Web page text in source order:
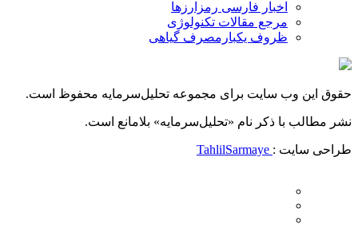
اخبار فارسی رمزارزها
مرجع مقالات تکنولوژی
ظروف یکبارمصرف گیاهی
حقوق این وب سایت برای مجموعه تحلیل‌سرمایه محفوظ است.
نشر مطالب با ذکر نام «تحلیل‌سرمایه» بلامانع است.
طراحی سایت :